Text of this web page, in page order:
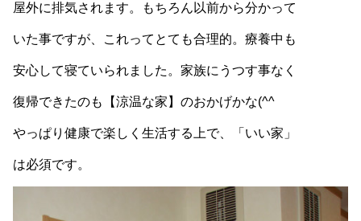
屋外に排気されます。もちろん以前から分かって
いた事ですが、これってとても合理的。療養中も
安心して寝ていられました。家族にうつす事なく
復帰できたのも【涼温な家】のおかげかな(^^
やっぱり健康で楽しく生活する上で、「いい家」
は必須です。